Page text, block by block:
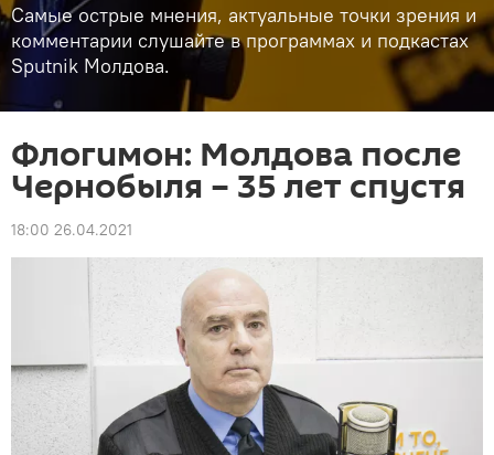
Самые острые мнения, актуальные точки зрения и
комментарии слушайте в программах и подкастах
Sputnik Молдова.
Флогимон: Молдова после
Чернобыля – 35 лет спустя
18:00 26.04.2021